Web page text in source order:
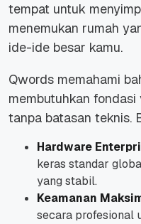
tempat untuk
menemukan rumah
ide-ide besar kamu.
Qwords memahami
membutuhkan
tanpa batasan teknis.
Hardware
keras standar
yang stabil.
Keamanan
secara profesional